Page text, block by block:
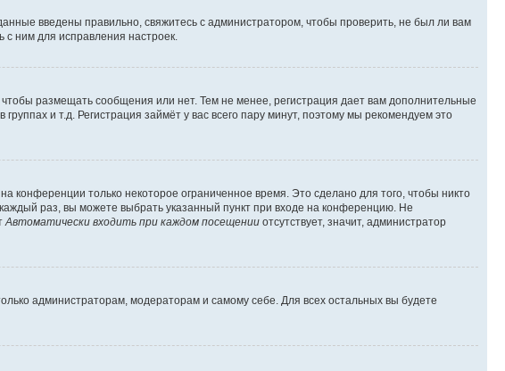
введены правильно, свяжитесь с администратором, чтобы проверить, не был ли вам
ним для исправления настроек.
размещать сообщения или нет. Тем не менее, регистрация дает вам дополнительные
и т.д. Регистрация займёт у вас всего пару минут, поэтому мы рекомендуем это
конференции только некоторое ограниченное время. Это сделано для того, чтобы никто
раз, вы можете выбрать указанный пункт при входе на конференцию. Не
Автоматически входить при каждом посещении отсутствует, значит, администратор
администраторам, модераторам и самому себе. Для всех остальных вы будете